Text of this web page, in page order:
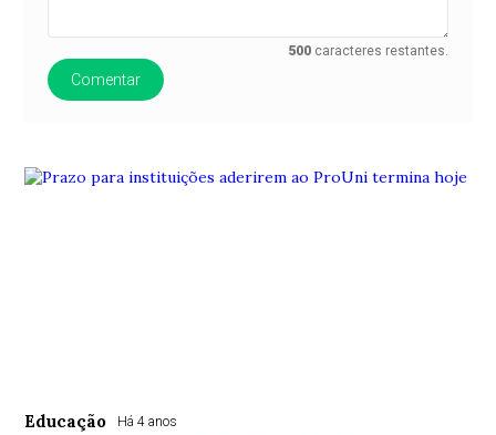
500 caracteres restantes.
Comentar
Educação Há 4 anos